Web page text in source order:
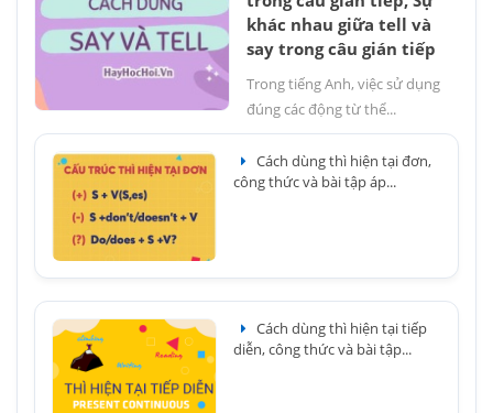
khác nhau giữa tell và
say trong câu gián tiếp
Trong tiếng Anh, việc sử dụng
đúng các động từ thể...
Cách dùng thì hiện tại đơn,
công thức và bài tập áp...
Cách dùng thì hiện tại tiếp
diễn, công thức và bài tập...